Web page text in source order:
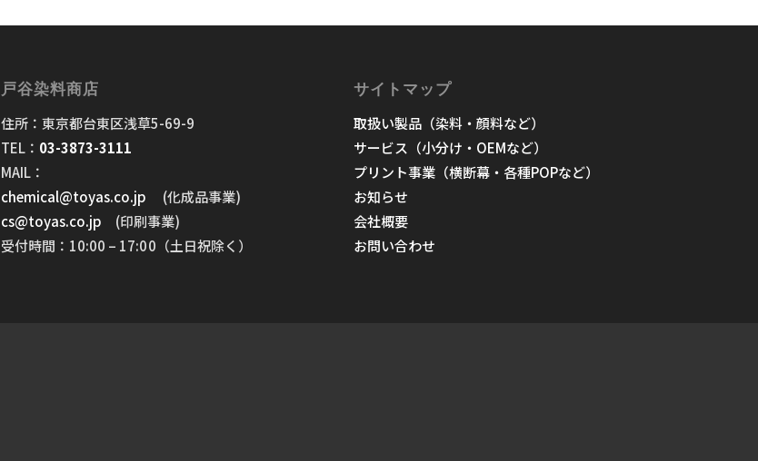
戸谷染料商店
住所：東京都台東区浅草5-69-9
TEL： 03-3873-3111
MAIL：
chemical@toyas.co.jp
(化成品事業)
cs@toyas.co.jp (印刷事業)
受付時間：10:00 – 17:00（土日祝除く）
サイトマップ
取扱い製品（染料・顔料など）
サービス（小分け・OEMなど）
プリント事業（横断幕・各種POPなど）
お知らせ
会社概要
お問い合わせ